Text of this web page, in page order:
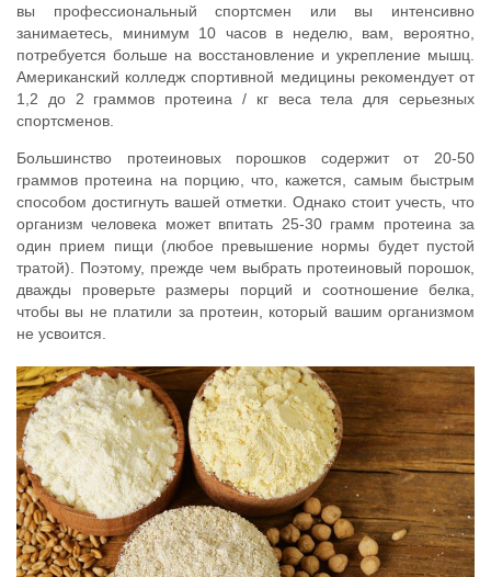
вы профессиональный спортсмен или вы интенсивно
занимаетесь, минимум 10 часов в неделю, вам, вероятно,
потребуется больше на восстановление и укрепление мышц.
Американский колледж спортивной медицины рекомендует от
1,2 до 2 граммов протеина / кг веса тела для серьезных
спортсменов.
Большинство протеиновых порошков содержит от 20-50
граммов протеина на порцию, что, кажется, самым быстрым
способом достигнуть вашей отметки. Однако стоит учесть, что
организм человека может впитать 25-30 грамм протеина за
один прием пищи (любое превышение нормы будет пустой
тратой). Поэтому, прежде чем выбрать протеиновый порошок,
дважды проверьте размеры порций и соотношение белка,
чтобы вы не платили за протеин, который вашим организмом
не усвоится.